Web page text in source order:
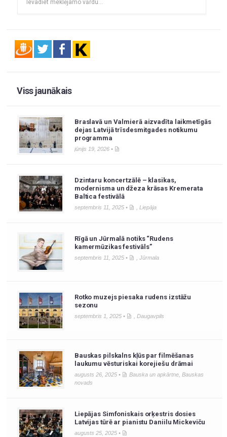
Viss jaunākais
Braslavā un Valmierā aizvadīta laikmetīgās
dejas Latvijā trīsdesmitgades notikumu
programma
jūnijs 19, 2026 •
Dzintaru koncertzālē – klasikas,
modernisma un džeza krāsas Kremerata
Baltica festivālā
septembris 11, 2025 • Liepāja
Rīgā un Jūrmalā notiks “Rudens
kamermūzikas festivāls”
septembris 11, 2025 • Jūrmala
Rotko muzejs piesaka rudens izstāžu
sezonu
septembris 1, 2025 • Daugavpils
Bauskas pilskalns kļūs par filmēšanas
laukumu vēsturiskai korejiešu drāmai
augusts 26, 2025 • Bauska un apkārtne, Bauskas
novads
Liepājas Simfoniskais orķestris dosies
Latvijas tūrē ar pianistu Daniilu Mickeviču
augusts 25, 2025 •